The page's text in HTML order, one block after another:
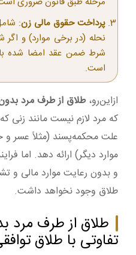
پرداخت حقوق مالی زن:
نحله (در برخی موارد) و
شرط ضمن عقد امضا شده
است.
ازاین‌رو،طلاق از طرف مرد
که مرد لازم نیست مانند زنی
علت محکمه‌پسند (مثلاً عسر و
موارد دیگر) ارائه دهد. اما
و بدون رعایت موارد مالی و
طلاق وجود نخواهد داشت.
طلاق از طرف مرد
تفاوتی با طلاق